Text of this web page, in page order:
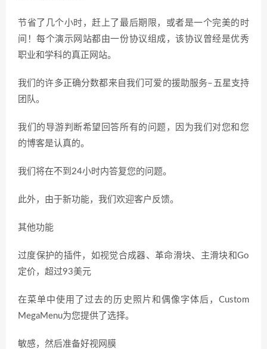
节省了几个小时，赶上了最后期限，或者是一个完美的时
间！每个演示网站都由一份协议组成，该协议曾经是优秀
职业和学科的真正网站。
我们的许多正确分数都来自我们可爱的援助服务–五星支持
团队。
我们的导游判断希望回答所有的问题，因为我们对您和您
的博客是认真的。
我们将在不到24小时内答复您的问题。
此外，由于新功能，我们欢迎客户反馈。
其他功能
过度保护的插件，如视觉合成器、革命滑块、主滑块和Go
定价，超过93美元
在菜单中使用了过去的历史照片和偶像字体后，Custom
MegaMenu为您提供了选择。
敏感，然后准备好视网膜